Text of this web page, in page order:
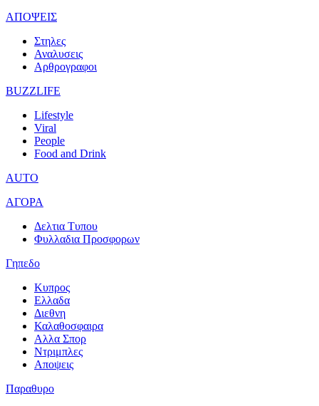
ΑΠΟΨΕΙΣ
Στηλες
Αναλυσεις
Αρθρογραφοι
BUZZLIFE
Lifestyle
Viral
People
Food and Drink
AUTO
ΑΓΟΡΑ
Δελτια Τυπου
Φυλλαδια Προσφορων
Γηπεδο
Κυπρος
Ελλαδα
Διεθνη
Καλαθοσφαιρα
Αλλα Σπορ
Ντριμπλες
Αποψεις
Παραθυρο